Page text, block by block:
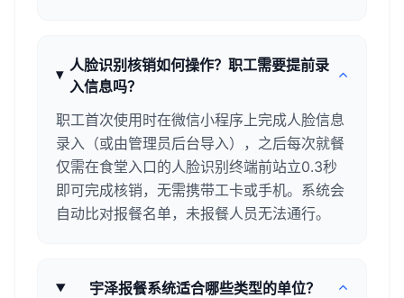
人脸识别核销如何操作？职工需要提前录
入信息吗？
职工首次使用时在微信小程序上完成人脸信息
录入（或由管理员后台导入），之后每次就餐
仅需在食堂入口的人脸识别终端前站立0.3秒
即可完成核销，无需携带工卡或手机。系统会
自动比对报餐名单，未报餐人员无法通行。
宇泽报餐系统适合哪些类型的单位？